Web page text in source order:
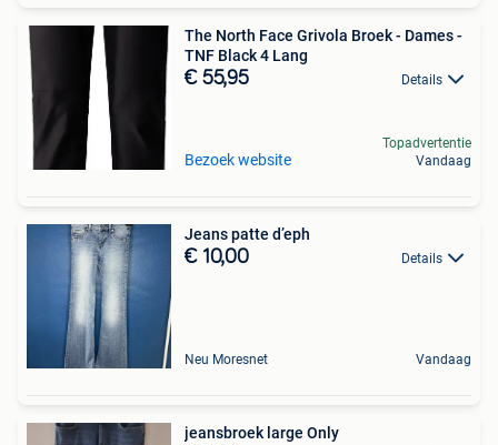
The North Face Grivola Broek - Dames -
TNF Black 4 Lang
€ 55,95 Details
Bezoek website
Topadvertentie
Vandaag
Jeans patte d’eph
€ 10,00 Details
Neu Moresnet Vandaag
jeansbroek large Only